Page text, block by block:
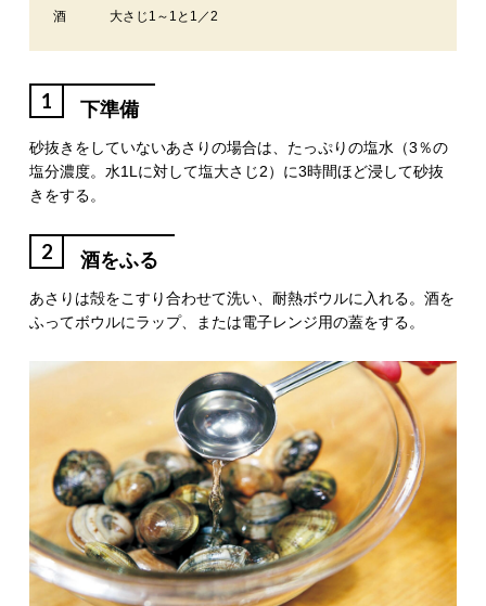
酒
大さじ1～1と1／2
1 下準備
砂抜きをしていないあさりの場合は、たっぷりの塩水（3％の
塩分濃度。水1Lに対して塩大さじ2）に3時間ほど浸して砂抜
きをする。
2 酒をふる
あさりは殻をこすり合わせて洗い、耐熱ボウルに入れる。酒を
ふってボウルにラップ、または電子レンジ用の蓋をする。